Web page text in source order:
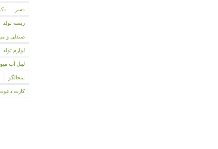
دسر
ریسه تولد
صندلی و
لوازم تولد
لیبل آب
نینجالگو
کارت